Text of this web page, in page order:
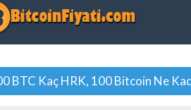
BTC Kaç HRK, 100 Bitcoin Ne